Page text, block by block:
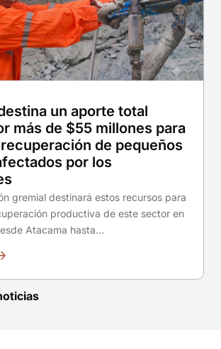
un aporte total
más de $55 millones para
de pequeños
por los
gremial destinará estos recursos para
productiva de este sector en
Atacama hasta…